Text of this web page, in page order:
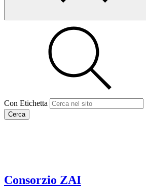
Con Etichetta
Cerca
Consorzio ZAI